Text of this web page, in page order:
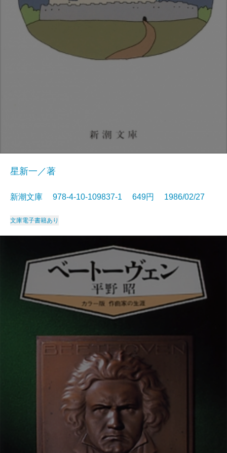
星新一／著
新潮文庫 978-4-10-109837-1 649円 1986/02/27
文庫電子書籍あり